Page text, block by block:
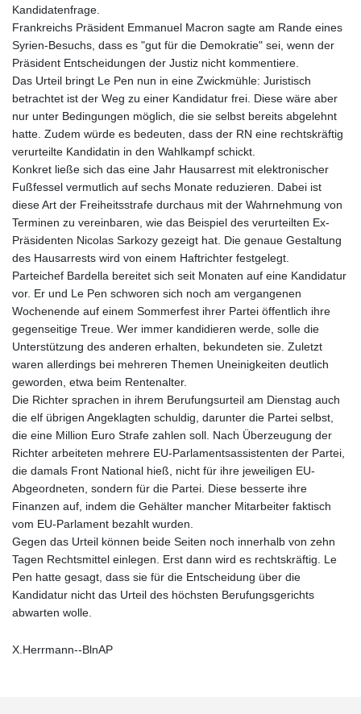
Kandidatenfrage.
Frankreichs Präsident Emmanuel Macron sagte am Rande eines
Syrien-Besuchs, dass es "gut für die Demokratie" sei, wenn der
Präsident Entscheidungen der Justiz nicht kommentiere.
Das Urteil bringt Le Pen nun in eine Zwickmühle: Juristisch
betrachtet ist der Weg zu einer Kandidatur frei. Diese wäre aber
nur unter Bedingungen möglich, die sie selbst bereits abgelehnt
hatte. Zudem würde es bedeuten, dass der RN eine rechtskräftig
verurteilte Kandidatin in den Wahlkampf schickt.
Konkret ließe sich das eine Jahr Hausarrest mit elektronischer
Fußfessel vermutlich auf sechs Monate reduzieren. Dabei ist
diese Art der Freiheitsstrafe durchaus mit der Wahrnehmung von
Terminen zu vereinbaren, wie das Beispiel des verurteilten Ex-
Präsidenten Nicolas Sarkozy gezeigt hat. Die genaue Gestaltung
des Hausarrests wird von einem Haftrichter festgelegt.
Parteichef Bardella bereitet sich seit Monaten auf eine Kandidatur
vor. Er und Le Pen schworen sich noch am vergangenen
Wochenende auf einem Sommerfest ihrer Partei öffentlich ihre
gegenseitige Treue. Wer immer kandidieren werde, solle die
Unterstützung des anderen erhalten, bekundeten sie. Zuletzt
waren allerdings bei mehreren Themen Uneinigkeiten deutlich
geworden, etwa beim Rentenalter.
Die Richter sprachen in ihrem Berufungsurteil am Dienstag auch
die elf übrigen Angeklagten schuldig, darunter die Partei selbst,
die eine Million Euro Strafe zahlen soll. Nach Überzeugung der
Richter arbeiteten mehrere EU-Parlamentsassistenten der Partei,
die damals Front National hieß, nicht für ihre jeweiligen EU-
Abgeordneten, sondern für die Partei. Diese besserte ihre
Finanzen auf, indem die Gehälter mancher Mitarbeiter faktisch
vom EU-Parlament bezahlt wurden.
Gegen das Urteil können beide Seiten noch innerhalb von zehn
Tagen Rechtsmittel einlegen. Erst dann wird es rechtskräftig. Le
Pen hatte gesagt, dass sie für die Entscheidung über die
Kandidatur nicht das Urteil des höchsten Berufungsgerichts
abwarten wolle.
X.Herrmann--BlnAP